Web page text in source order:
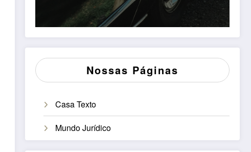
Nossas Páginas
Casa Texto
Mundo Jurídico